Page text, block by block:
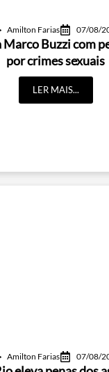
Amilton Farias 07/08/
Marco Buzzi com
por crimes sexuais
LER MAIS...
Amilton Farias 07/08/